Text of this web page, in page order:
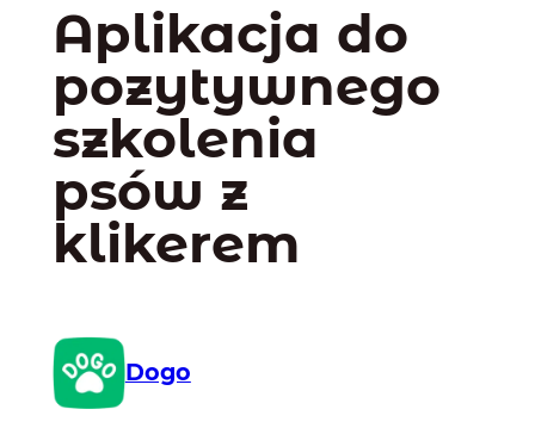
Aplikacja do
pozytywnego
szkolenia
psów z
klikerem
Dogo